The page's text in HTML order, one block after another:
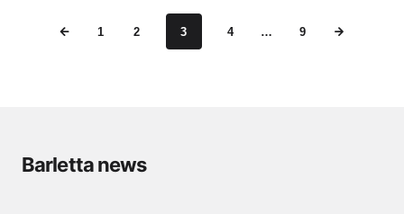
1 2 3 4 … 9
Barletta news